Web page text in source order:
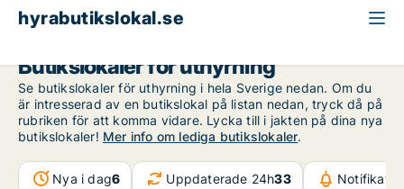
hyrabutikslokal.se
Butikslokaler för uthyrning
Se butikslokaler för uthyrning i hela Sverige nedan. Om du
är intresserad av en butikslokal på listan nedan, tryck då på
rubriken för att komma vidare. Lycka till i jakten på dina nya
butikslokaler! Mer info om lediga butikslokaler.
Nya i dag6 Uppdaterade 24h33